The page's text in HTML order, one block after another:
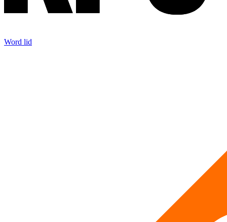
Word lid